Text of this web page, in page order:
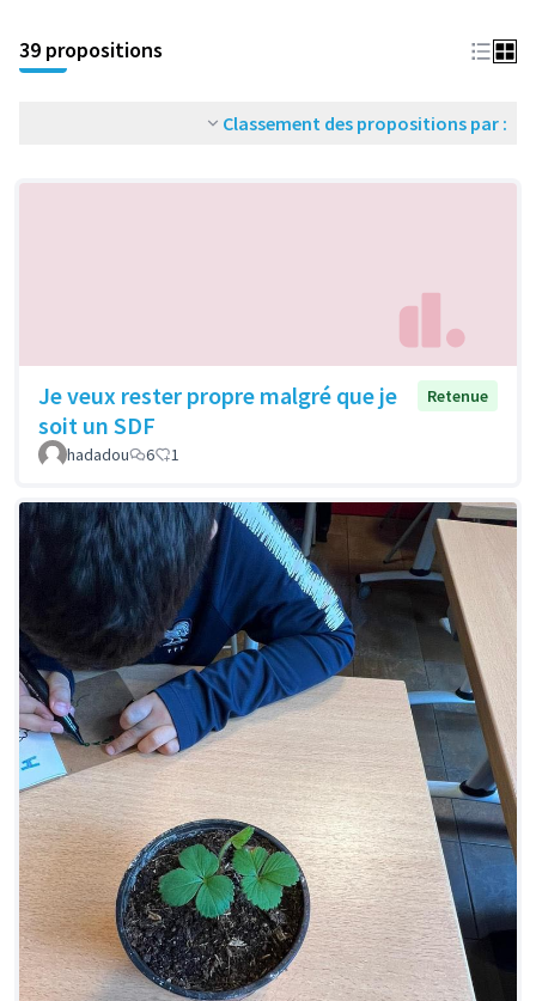
39 propositions
Classement des propositions par :
Je veux rester propre malgré que je
soit un SDF
Retenue
hadadou 6 1